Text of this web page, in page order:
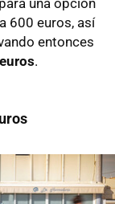
600 euros, así
entonces
.